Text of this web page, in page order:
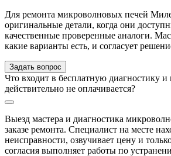
Для ремонта микроволновых печей
оригинальные детали, когда они
качественные проверенные аналоги.
какие варианты есть, и согласует
Задать вопрос
Что входит в бесплатную диагностику и
действительно не оплачивается?
Выезд мастера и диагностика
заказе ремонта. Специалист на месте
неисправности, озвучивает цену и
согласия выполняет работы по